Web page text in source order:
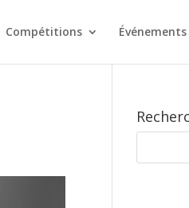
Compétitions Événements